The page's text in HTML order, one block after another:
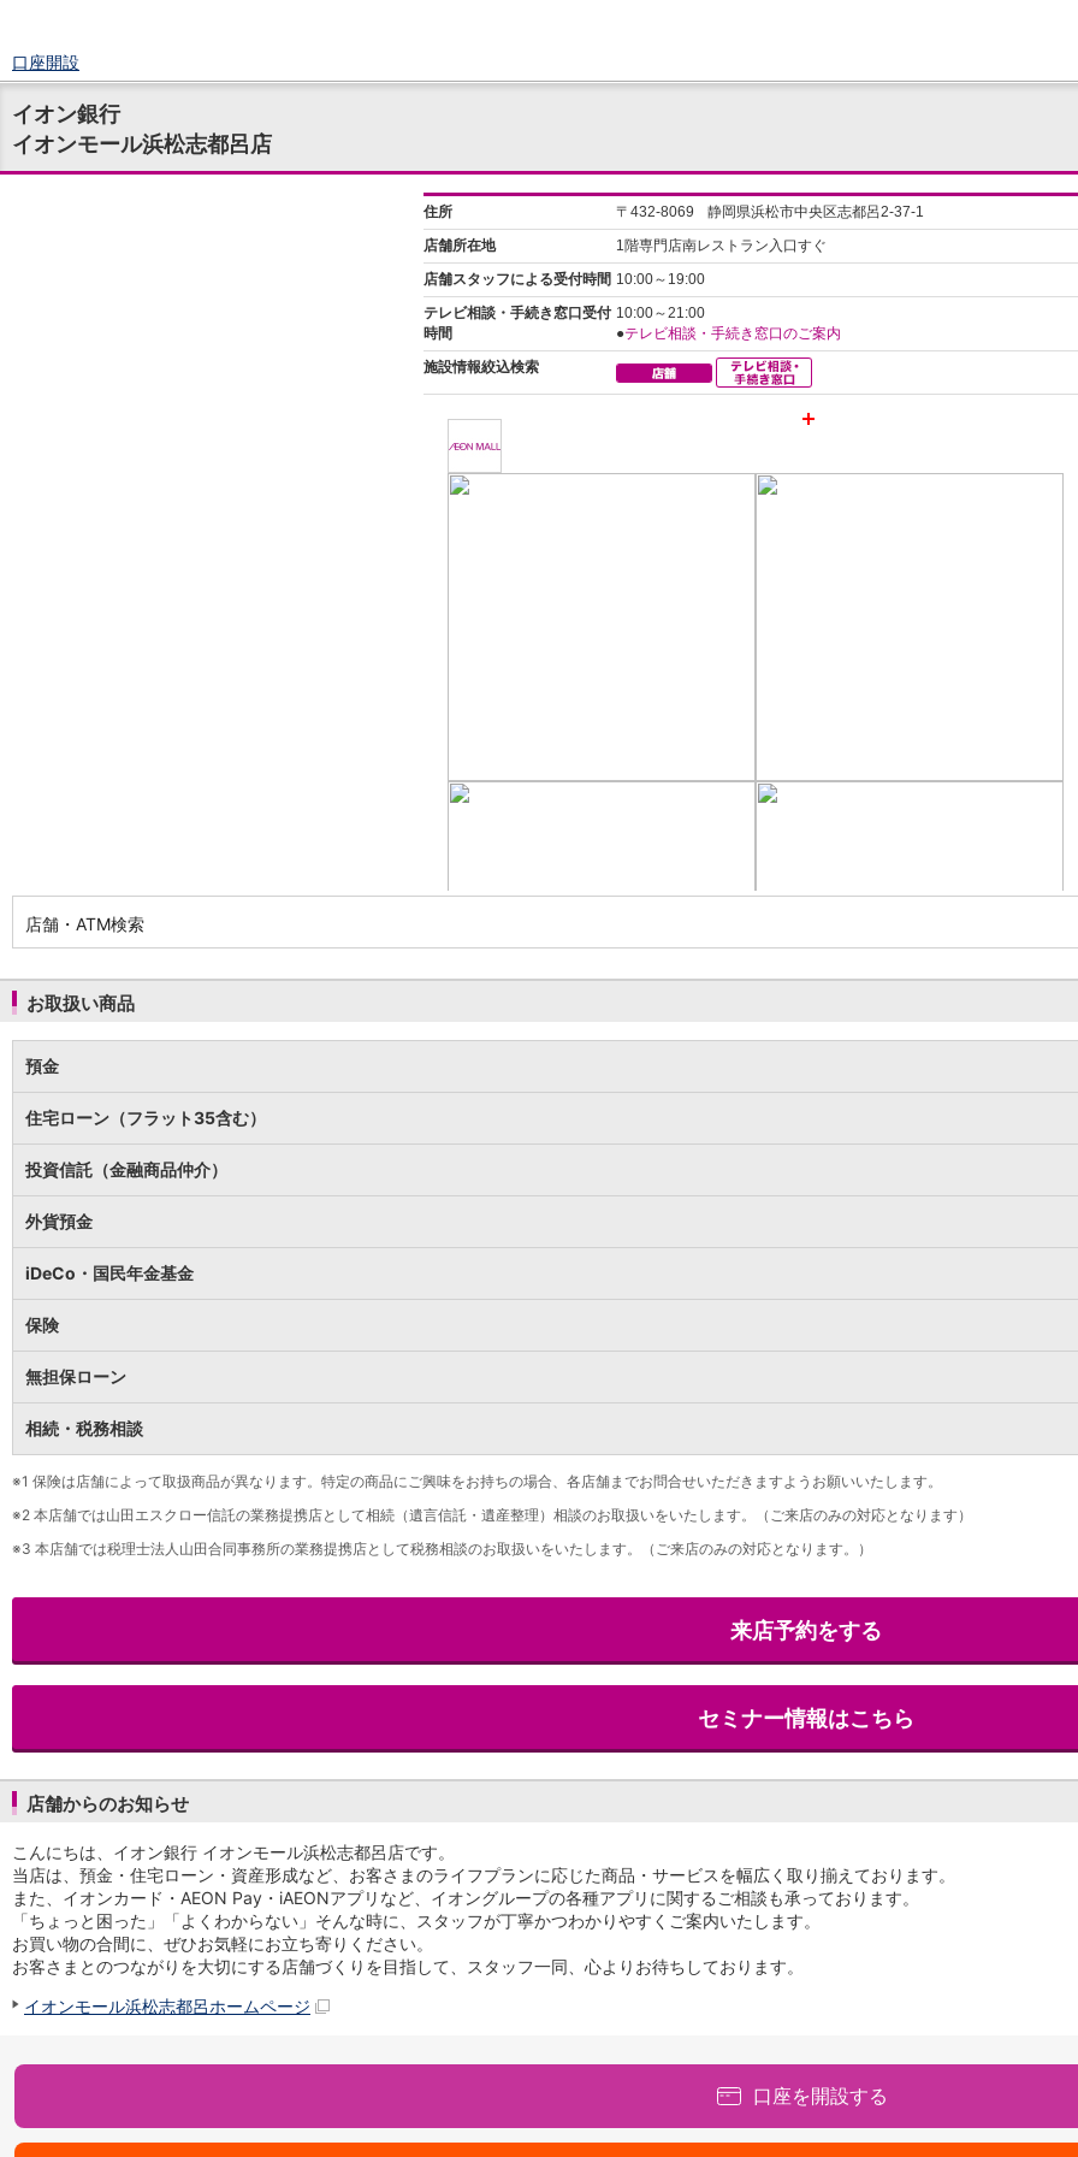
口座開設
ログイン
チャット
メニュー
商品・サービス
新規お借入れの方
お借換えの方
フラット35
リ・バース60
カードローン
目的別ローンマイページ
保険
保険TOP
医療保険
就業不能保険
海外旅行保険
国内旅行傷害保険
スマホ保険
傷害保険
介護保険
カード
クレジットカード
デビットカード
インターネットバンキング
アプリ
イオン銀行アプリ TOP
AEON Pay
AEON Pay
口座振替サービス
自動入金サービス
スマホ決済アプリ
公営競技
サービス
Myステージ
相続・税務のご相談
セキュリティ
その他サービス
金利
キャンペーン
イオン銀行
イオンモール浜松志都呂店
店舗・ATM検索
お取扱い商品
預金
住宅ローン（フラット35含む）
投資信託（金融商品仲介）
外貨預金
iDeCo・国民年金基金
保険
無担保ローン
相続・税務相談
※1 保険は店舗によって取扱商品が異なります。特定の商品にご興味をお持ちの場合、各店舗までお問合せいただきますようお願いいたします。
※2 本店舗では山田エスクロー信託の業務提携店として相続（遺言信託・遺産整理）相談のお取扱いをいたします。（ご来店のみの対応となります）
※3 本店舗では税理士法人山田合同事務所の業務提携店として税務相談のお取扱いをいたします。（ご来店のみの対応となります。）
来店予約をする
セミナー情報はこちら
店舗からのお知らせ
こんにちは、イオン銀行 イオンモール浜松志都呂店です。
当店は、預金・住宅ローン・資産形成など、お客さまのライフプランに応じた商品・サービスを幅広く取り揃えております。
また、イオンカード・AEON Pay・iAEONアプリなど、イオングループの各種アプリに関するご相談も承っております。
「ちょっと困った」「よくわからない」そんな時に、スタッフが丁寧かつわかりやすくご案内いたします。
お買い物の合間に、ぜひお気軽にお立ち寄りください。
お客さまとのつながりを大切にする店舗づくりを目指して、スタッフ一同、心よりお待ちしております。
イオンモール浜松志都呂ホームページ
口座を開設する